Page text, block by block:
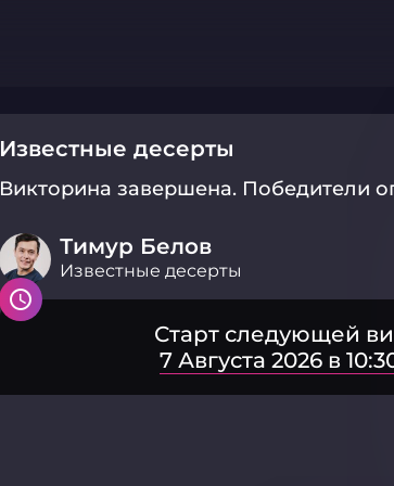
Известные десерты
Викторина завершена. Победители
Тимур Белов
Известные десерты
Старт следующей
7 Августа 2026 в